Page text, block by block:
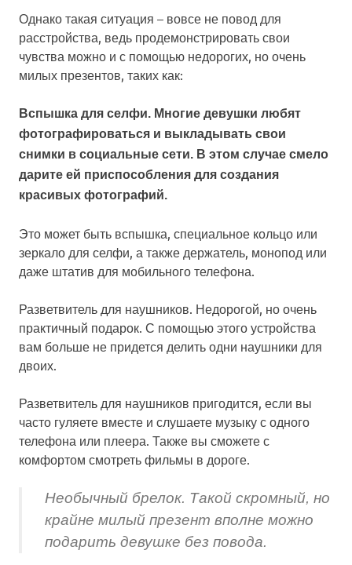
Однако такая ситуация – вовсе не повод для
расстройства, ведь продемонстрировать свои
чувства можно и с помощью недорогих, но очень
милых презентов, таких как:
Вспышка для селфи. Многие девушки любят
фотографироваться и выкладывать свои
снимки в социальные сети. В этом случае смело
дарите ей приспособления для создания
красивых фотографий.
Это может быть вспышка, специальное кольцо или
зеркало для селфи, а также держатель, монопод или
даже штатив для мобильного телефона.
Разветвитель для наушников. Недорогой, но очень
практичный подарок. С помощью этого устройства
вам больше не придется делить одни наушники для
двоих.
Разветвитель для наушников пригодится, если вы
часто гуляете вместе и слушаете музыку с одного
телефона или плеера. Также вы сможете с
комфортом смотреть фильмы в дороге.
Необычный брелок. Такой скромный, но
крайне милый презент вполне можно
подарить девушке без повода.